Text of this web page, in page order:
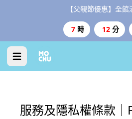
【父親節優惠】全
7 時 12 分
服務及隱私權條款